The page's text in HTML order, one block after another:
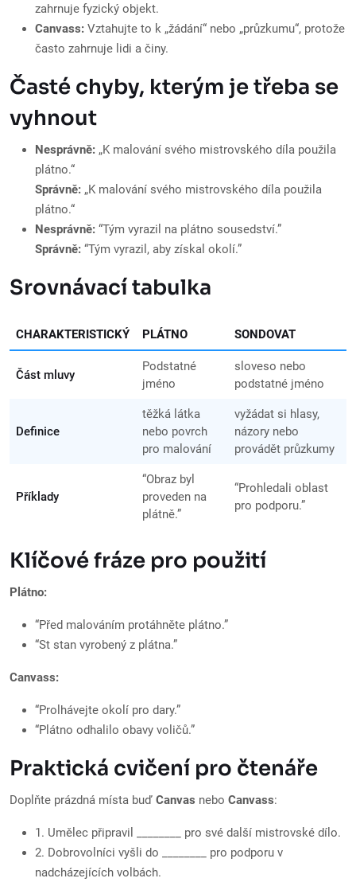
zahrnuje fyzický objekt.
Canvass: Vztahujte to k „žádání“ nebo „průzkumu“, protože
často zahrnuje lidi a činy.
Časté chyby, kterým je třeba se
vyhnout
Nesprávně: „K malování svého mistrovského díla použila
plátno.“
Správně: „K malování svého mistrovského díla použila
plátno.“
Nesprávně: “Tým vyrazil na plátno sousedství.”
Správně: “Tým vyrazil, aby získal okolí.”
Srovnávací tabulka
CHARAKTERISTICKÝ PLÁTNO SONDOVAT
Část mluvy
Podstatné
jméno
sloveso nebo
podstatné jméno
Definice
těžká látka
nebo povrch
pro malování
vyžádat si hlasy,
názory nebo
provádět průzkumy
Příklady
“Obraz byl
proveden na
plátně.”
“Prohledali oblast
pro podporu.”
Klíčové fráze pro použití
Plátno:
“Před malováním protáhněte plátno.”
“St stan vyrobený z plátna.”
Canvass:
“Prolhávejte okolí pro dary.”
“Plátno odhalilo obavy voličů.”
Praktická cvičení pro čtenáře
Doplňte prázdná místa buď Canvas nebo Canvass:
1. Umělec připravil ________ pro své další mistrovské dílo.
2. Dobrovolníci vyšli do ________ pro podporu v
nadcházejících volbách.